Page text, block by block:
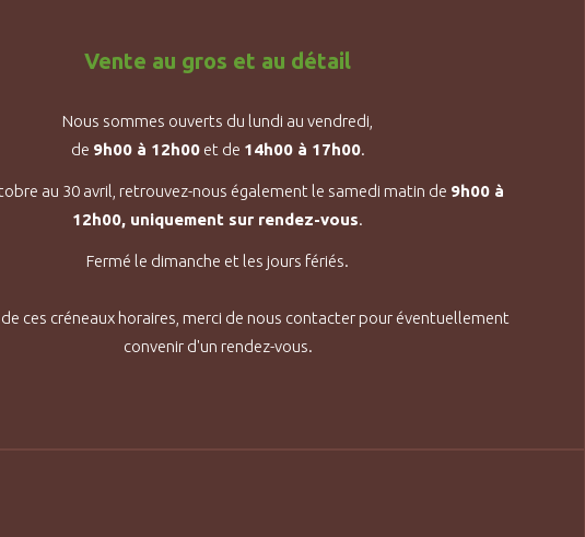
Vente au gros et au détail
Nous sommes ouverts du lundi au vendredi,
de 9h00 à 12h00et de 14h00 à 17h00.
au 30 avril, retrouvez-nous également le samedi matin de 9h00 à
12h00, uniquement sur rendez-vous.
Fermé le dimanche et les jours fériés.
ces créneaux horaires, merci de nous contacter pour éventuellement
convenir d'un rendez-vous.